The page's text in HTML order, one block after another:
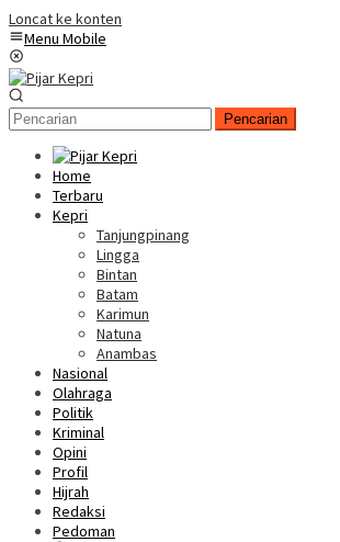
Loncat ke konten
Menu Mobile
Pencarian
Home
Terbaru
Kepri
Tanjungpinang
Lingga
Bintan
Batam
Karimun
Natuna
Anambas
Nasional
Olahraga
Politik
Kriminal
Opini
Profil
Hijrah
Redaksi
Pedoman